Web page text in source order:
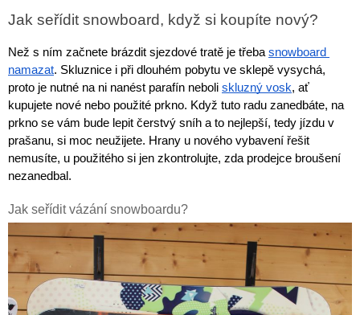
Helmy
Doplňky na kolo
Táhla
Košíky a lahve
Tachometry
Cyklistické oblečení
Dresy
Sedačky na kolo a řidítka
Vesty
Oblečení
Trika
Boty
Skejty a koloběžky
Frisbee a jiné
Kolečkové, inline bruslení
Powerbanky a solární panely
Mikiny a bundy
Nákrčníky
Láhve
Hole
Batohy a tašky
Sluneční brýle
Potápění
Lyžování
Sjezdové lyže
Lyžařské boty
Lyžařské helmy
Lyžařské brýle
Běžecké lyžování
Běžky
Boty na běžky
Hole na běžky
Snowboarding
Snowboardové boty
Snowboardy
Skialpinismus
Skialpové lyže
Doplňky
Zimní vybavení
Cyklosedačky
In-line brusle
Autostany
Střešní boxy
Zimní vybavení
Běžky
Skialpy
Jak seřídit snowboard, když si koupíte nový?
Než s ním začnete brázdit sjezdové tratě je třeba
namazat. Skluznice i při dlouhém pobytu ve sklepě vysychá,
proto je nutné na ni nanést parafín neboli skluzný vosk, ať
kupujete nové nebo použité prkno. Když tuto radu zanedbáte, na
prkno se vám bude lepit čerstvý sníh a to nejlepší, tedy jízdu v
prašanu, si moc neužijete. Hrany u nového vybavení řešit
nemusíte, u použitého si jen zkontrolujte, zda prodejce broušení
nezanedbal.
Jak seřídit vázání snowboardu?